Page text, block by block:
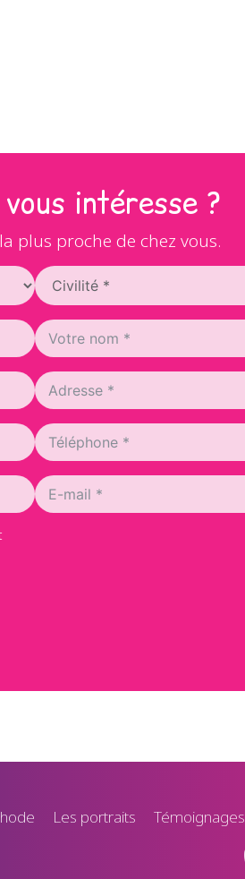
intéresse ?
plus proche de chez vous.
Les portraits Témoignages